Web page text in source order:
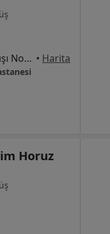
Tem Avrupa Otoyolu Göztepe Çıkışı No: 1Bağcılar, İstanbul • Harita
Horuz